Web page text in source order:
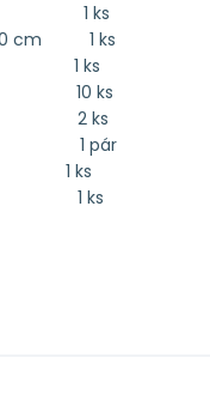
4 m 1 ks
60 cm 1 ks
m 1 ks
cm 10 ks
2 ks
1 pár
ks
cm 1 ks